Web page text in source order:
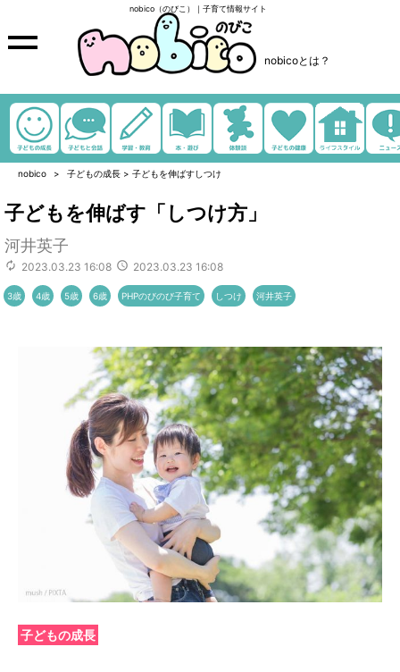
nobico（のびこ）｜子育て情報サイト
nobicoとは？
nobico 子どもの成長 > 子どもを伸ばすしつけ
子どもを伸ばす「しつけ方」
河井英子
2023.03.23 16:08 2023.03.23 16:08
3歳 4歳 5歳 6歳 PHPのびのび子育て しつけ 河井英子
子どもの成長